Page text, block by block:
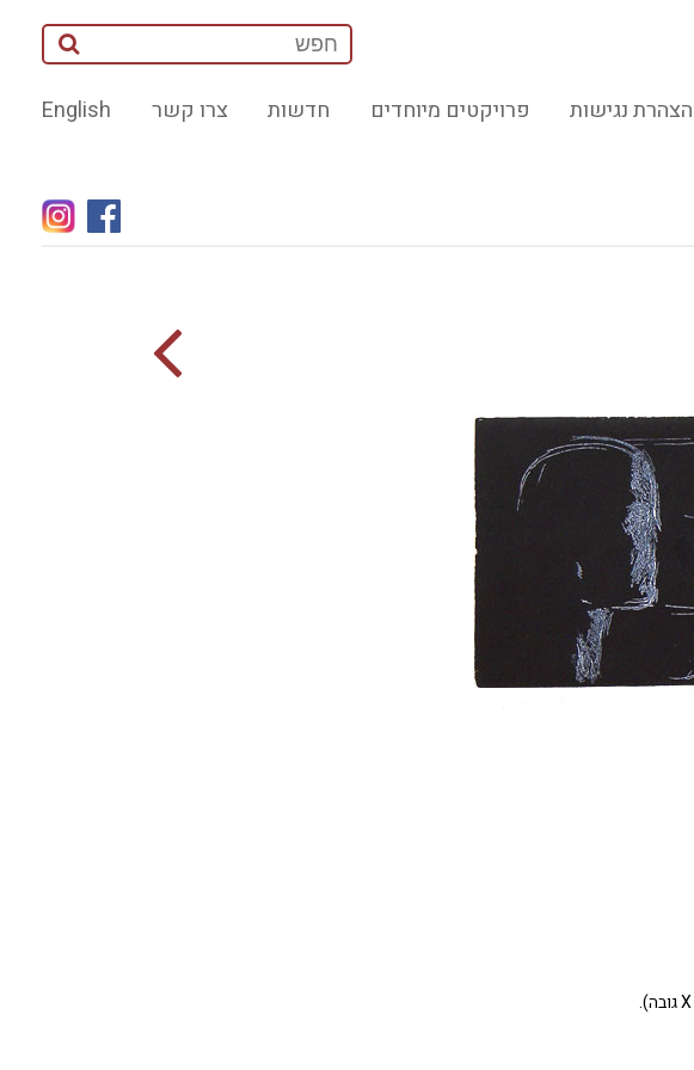
English צרו קשר חדשות פרויקטים מיוחדים הצהרת נגישות